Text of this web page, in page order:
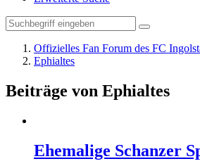
Offizielles Fan Forum des FC
Ephialtes
Beiträge von Ephialtes
Ehemalige Schanzer